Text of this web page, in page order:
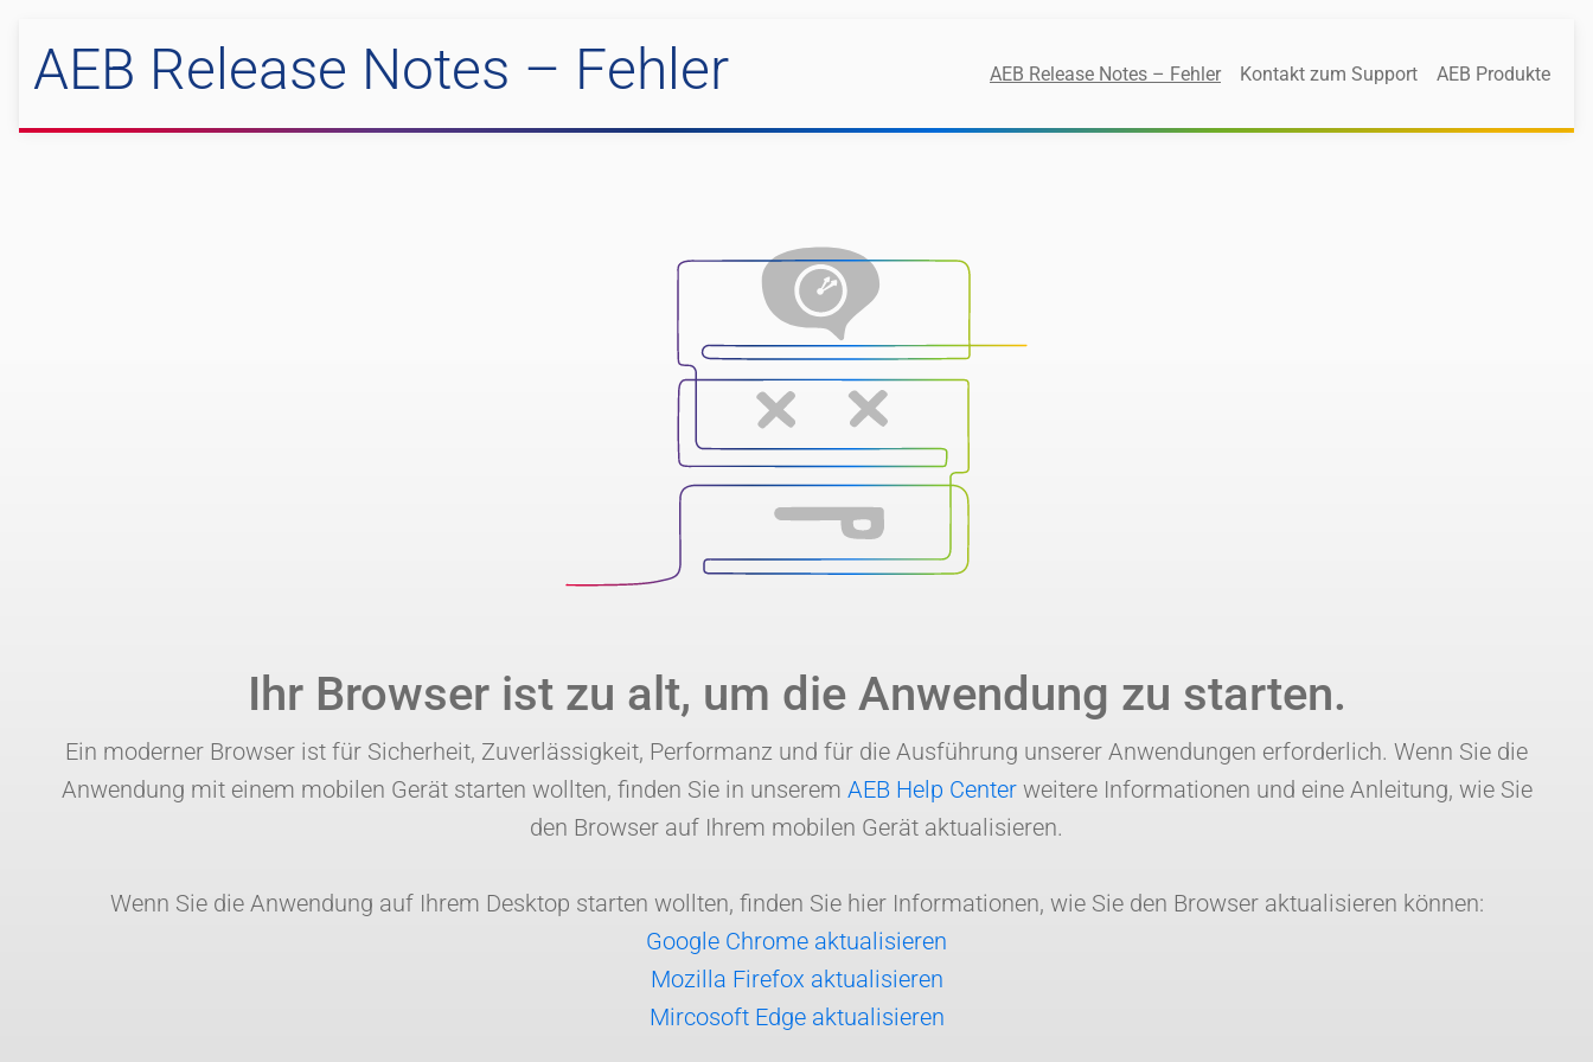
AEB Release Notes – Fehler AEB Release Notes – Fehler Kontakt zum Support AEB Produkte
Ihr Browser ist zu alt, um die Anwendung zu starten.
Ein moderner Browser ist für Sicherheit, Zuverlässigkeit, Performanz und für die Ausführung unserer Anwendungen erforderlich. Wenn Sie die
Anwendung mit einem mobilen Gerät starten wollten, finden Sie in unserem AEB Help Centerweitere Informationen und eine Anleitung, wie Sie
den Browser auf Ihrem mobilen Gerät aktualisieren.
Wenn Sie die Anwendung auf Ihrem Desktop starten wollten, finden Sie hier Informationen, wie Sie den Browser aktualisieren können:
Google Chrome aktualisieren
Mozilla Firefox aktualisieren
Mircosoft Edge aktualisieren